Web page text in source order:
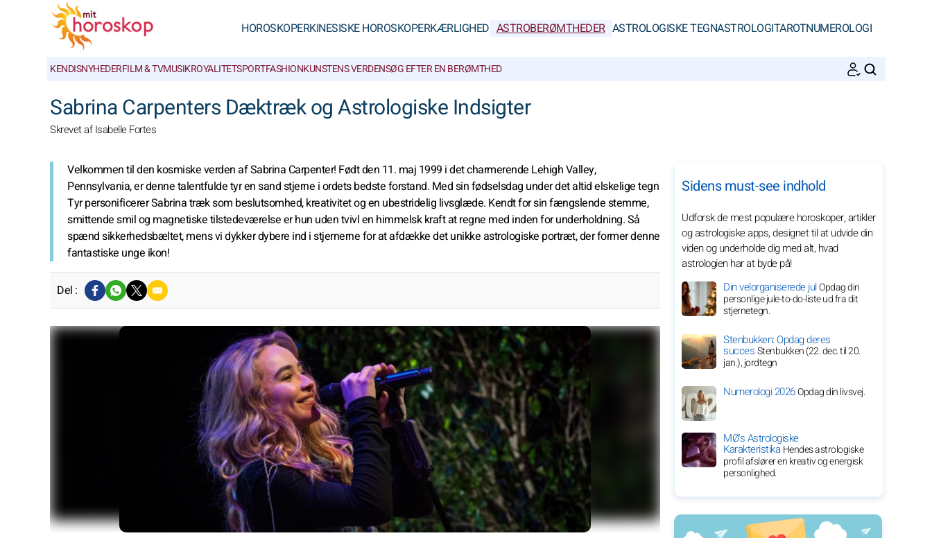
HOROSKOPERKINESISKE HOROSKOPERKÆRLIGHED ASTROBERØMTHEDER ASTROLOGISKE TEGNASTROLOGITAROTNUMEROLOGI
KENDISNYHEDERFILM & TVMUSIKROYALITETSPORTFASHIONKUNSTENS VERDENSØG EFTER EN BERØMTHED
Sabrina Carpenters Dæktræk og Astrologiske Indsigter
Skrevet af Isabelle Fortes
Velkommen til den kosmiske verden af Sabrina Carpenter! Født den 11. maj 1999 i det charmerende Lehigh Valley,
Pennsylvania, er denne talentfulde tyr en sand stjerne i ordets bedste forstand. Med sin fødselsdag under det altid elskelige tegn
Tyr personificerer Sabrina træk som beslutsomhed, kreativitet og en ubestridelig livsglæde. Kendt for sin fængslende stemme,
smittende smil og magnetiske tilstedeværelse er hun uden tvivl en himmelsk kraft at regne med inden for underholdning. Så
spænd sikkerhedsbæltet, mens vi dykker dybere ind i stjernerne for at afdække det unikke astrologiske portræt, der former denne
fantastiske unge ikon!
Del :
Sidens must-see indhold
Udforsk de mest populære horoskoper, artikler
og astrologiske apps, designet til at udvide din
viden og underholde dig med alt, hvad
astrologien har at byde på!
Din velorganiserede julOpdag din
personlige jule-to-do-liste ud fra dit
stjernetegn.
Stenbukken: Opdag deres
succesStenbukken (22. dec. til 20.
jan.), jordtegn
Numerologi 2026Opdag din livsvej.
MØ's Astrologiske
Karakteristika Hendes astrologiske
profil afslører en kreativ og energisk
personlighed.